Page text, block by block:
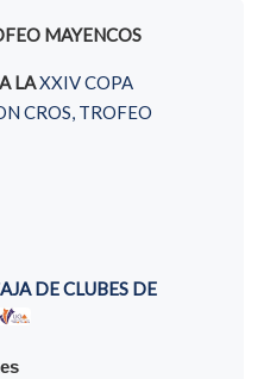
MAYENCOS
LAXXIV COPA
CROS, TROFEO
DE CLUBES DE